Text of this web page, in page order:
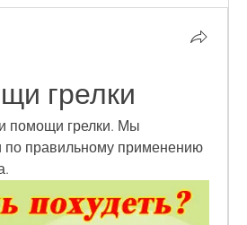
грелки
помощи грелки. Мы
по правильному применению